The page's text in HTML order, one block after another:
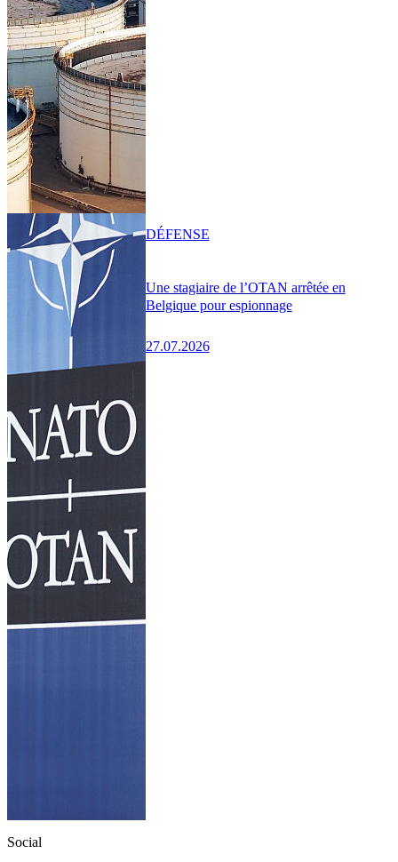
Une stagiaire de l’OTAN arrêtée en
Belgique pour espionnage
27.07.2026
DÉFENSE
Social